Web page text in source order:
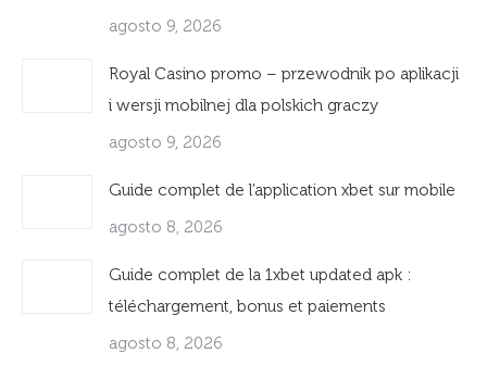
agosto 9, 2026
Royal Casino promo – przewodnik po aplikacji
i wersji mobilnej dla polskich graczy
agosto 9, 2026
Guide complet de l’application xbet sur mobile
agosto 8, 2026
Guide complet de la 1xbet updated apk :
téléchargement, bonus et paiements
agosto 8, 2026